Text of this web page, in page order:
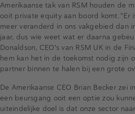
Amerikaanse tak van RSM houden de
ooit private equity aan boord komt. "Er
meer veranderd in ons vakgebied dan
jaar, dus wie weet wat er daarna
Donaldson, CEO's van RSM UK in de
hem kan het in de toekomst nodig zijn
partner binnen te halen bij een grote
De Amerikaanse CEO Brian Becker zei
een beursgang ooit een optie zou
uiteindelijke doel is dat onze sector